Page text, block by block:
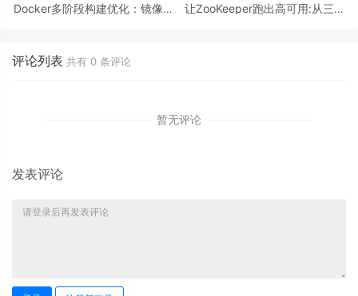
Docker多阶段构建优化：镜像体
让ZooKeeper跑出高可用:从三节
评论列表 共有 0 条评论
暂无评论
发表评论